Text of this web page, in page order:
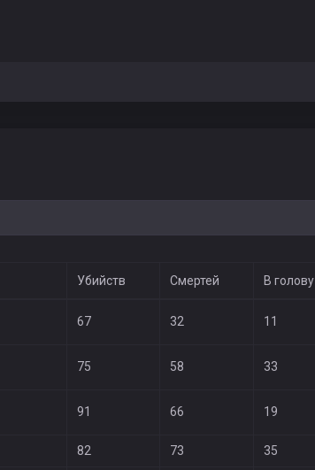
Убийств Смертей В голову
67 32 11
75 58 33
91 66 19
82 73 35